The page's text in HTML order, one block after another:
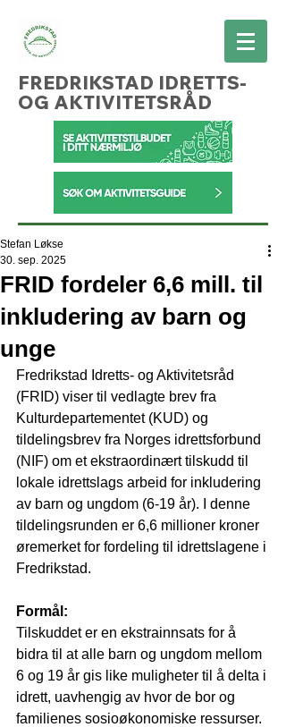
FREDRIKSTAD IDRETTS-
OG AKTIVITETSRÅD
FRID fordeler 6,6 mill. til
inkludering av barn og
unge
Stefan Løkse
30. sep. 2025
Fredrikstad Idretts- og Aktivitetsråd
(FRID) viser til vedlagte brev fra
Kulturdepartementet (KUD) og
tildelingsbrev fra Norges idrettsforbund
(NIF) om et ekstraordinært tilskudd til
lokale idrettslags arbeid for inkludering
av barn og ungdom (6-19 år). I denne
tildelingsrunden er 6,6 millioner kroner
øremerket for fordeling til idrettslagene i
Fredrikstad.
Formål:
Tilskuddet er en ekstrainnsats for å
bidra til at alle barn og ungdom mellom
6 og 19 år gis like muligheter til å delta i
idrett, uavhengig av hvor de bor og
familienes sosioøkonomiske ressurser.